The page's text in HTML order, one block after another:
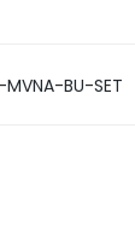
BU-SET